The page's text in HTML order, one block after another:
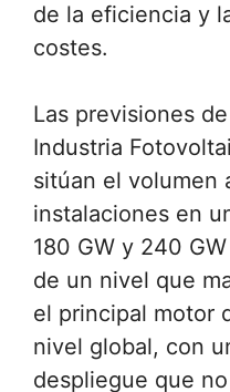
de la eficiencia y
costes.
Las previsiones
Industria
sitúan el volumen
instalaciones en
180 GW y 240
de un nivel que
el principal motor
nivel global, con
despliegue que